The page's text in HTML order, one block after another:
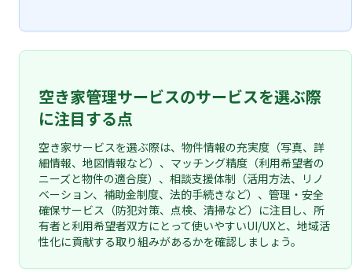
空き家管理サービスのサービスを選ぶ際
に注目する点
空き家サービスを選ぶ際は、物件情報の充実度（写真、詳
細情報、地図情報など）、マッチング精度（利用希望者の
ニーズと物件の適合度）、相談支援体制（活用方法、リノ
ベーション、補助金制度、法的手続きなど）、管理・安全
確保サービス（防犯対策、点検、清掃など）に注目し、所
有者と利用希望者双方にとって使いやすいUI/UXと、地域活
性化に貢献する取り組みがあるかを確認しましょう。